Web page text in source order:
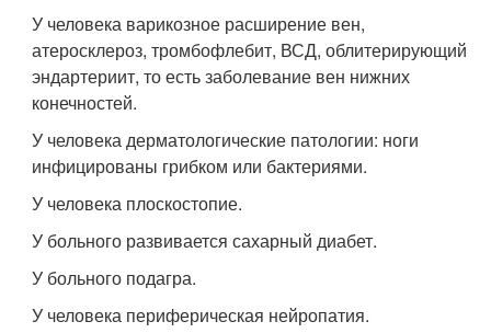
У человека варикозное расширение вен,
атеросклероз, тромбофлебит, ВСД, облитерирующий
эндартериит, то есть заболевание вен нижних
конечностей.
У человека дерматологические патологии: ноги
инфицированы грибком или бактериями.
У человека плоскостопие.
У больного развивается сахарный диабет.
У больного подагра.
У человека периферическая нейропатия.